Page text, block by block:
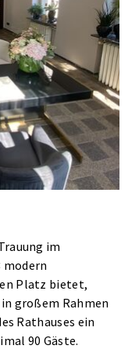
im
modern
Platz bietet,
großem Rahmen
Rathauses ein
90 Gäste.